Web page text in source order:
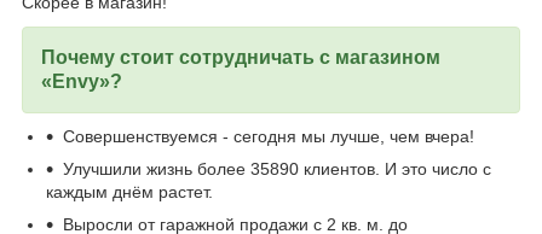
Почему стоит сотрудничать с магазином
«Envy»?
Совершенствуемся - сегодня мы лучше, чем вчера!
Улучшили жизнь более 35890 клиентов. И это число с
каждым днём растет.
Выросли от гаражной продажи с 2 кв. м. до